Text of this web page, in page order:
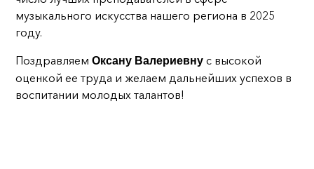
Контакты
53.02.02 Музыкальное искусство эстрады (по видам)
54.02.05 Живопись
51.02.03 Библиотечно-информационная деятельность
53.02.08 Музыкальное звукооператорское мастерство
43.02.16 Туризм и гостеприимство
Особенности проведения вступительных испытаний для инвалидов
и лиц с ОВЗ
музыкального искусства нашего региона в 2025
году.
ПоздравляемОксану Валериевну с высокой
оценкой ее труда и желаем дальнейших успехов в
воспитании молодых талантов!